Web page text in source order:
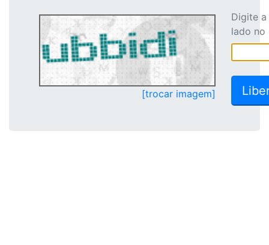
[trocar imagem]
Digite
lado no